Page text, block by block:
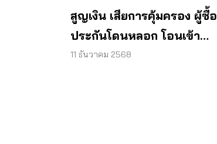
สูญเงิน เสียการคุ้มครอง ผู้ซื้อ
ประกันโดนหลอก โอนเข้า
บัญชีตัวแทนกว่า 100 ล้าน
11 ธันวาคม 2568